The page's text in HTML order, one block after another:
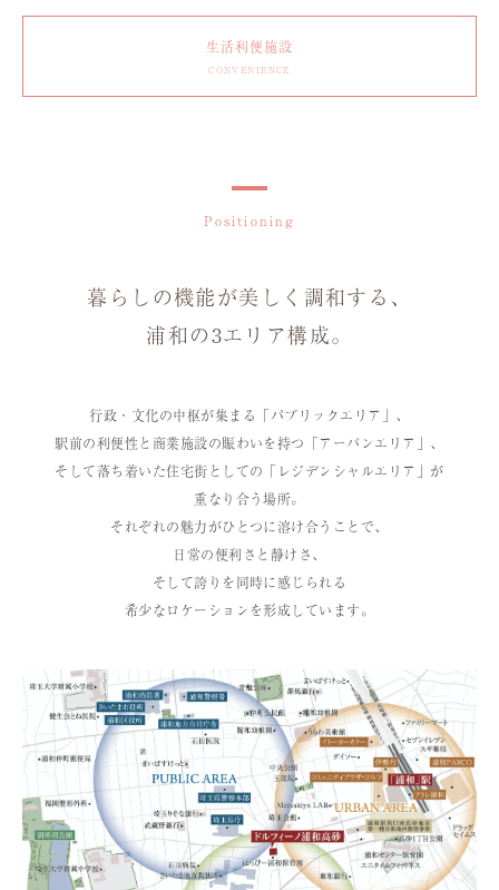
生活利便施設
CONVENIENCE
Positioning
暮らしの機能が美しく調和する、
浦和の3エリア構成。
行政・文化の中枢が集まる「パブリックエリア」、
駅前の利便性と商業施設の賑わいを持つ「アーバンエリア」、
そして落ち着いた住宅街としての「レジデンシャルエリア」が
重なり合う場所。
それぞれの魅力がひとつに溶け合うことで、
日常の便利さと静けさ、
そして誇りを同時に感じられる
希少なロケーションを形成しています。